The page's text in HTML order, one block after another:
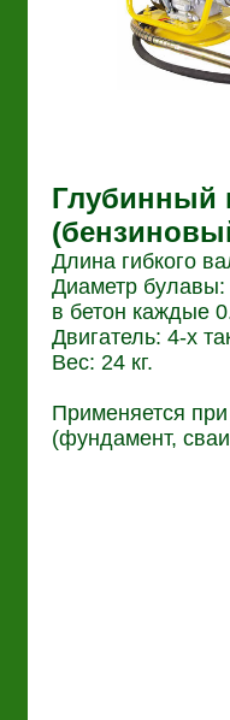
Глубинный
Длина гибкого
Диаметр
в бетон каждые
Двигатель: 4-х
Вес: 24 кг.
Применяется
(фундамент,